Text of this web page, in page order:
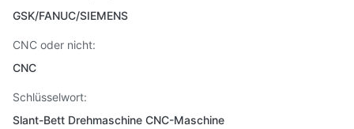
GSK/FANUC/SIEMENS
CNC oder nicht:
CNC
Schlüsselwort:
Slant-Bett Drehmaschine CNC-Maschine